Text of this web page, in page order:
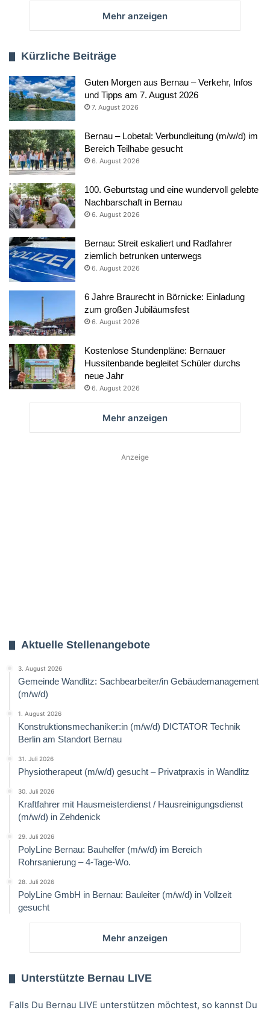
Mehr anzeigen
Kürzliche Beiträge
Guten Morgen aus Bernau – Verkehr, Infos
und Tipps am 7. August 2026
7. August 2026
Bernau – Lobetal: Verbundleitung (m/w/d) im
Bereich Teilhabe gesucht
6. August 2026
100. Geburtstag und eine wundervoll gelebte
Nachbarschaft in Bernau
6. August 2026
Bernau: Streit eskaliert und Radfahrer
ziemlich betrunken unterwegs
6. August 2026
6 Jahre Braurecht in Börnicke: Einladung
zum großen Jubiläumsfest
6. August 2026
Kostenlose Stundenpläne: Bernauer
Hussitenbande begleitet Schüler durchs
neue Jahr
6. August 2026
Mehr anzeigen
Anzeige
Aktuelle Stellenangebote
3. August 2026
Gemeinde Wandlitz: Sachbearbeiter/in Gebäudemanagement
(m/w/d)
1. August 2026
Konstruktionsmechaniker:in (m/w/d) DICTATOR Technik
Berlin am Standort Bernau
31. Juli 2026
Physiotherapeut (m/w/d) gesucht – Privatpraxis in Wandlitz
30. Juli 2026
Kraftfahrer mit Hausmeisterdienst / Hausreinigungsdienst
(m/w/d) in Zehdenick
29. Juli 2026
PolyLine Bernau: Bauhelfer (m/w/d) im Bereich
Rohrsanierung – 4-Tage-Wo.
28. Juli 2026
PolyLine GmbH in Bernau: Bauleiter (m/w/d) in Vollzeit
gesucht
Mehr anzeigen
Unterstützte Bernau LIVE
Falls Du Bernau LIVE unterstützen möchtest, so kannst Du